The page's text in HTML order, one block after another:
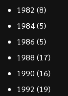
1982 (8)
1984(5)
1986 (5)
1988 (17)
1990 (16)
1992 (19)